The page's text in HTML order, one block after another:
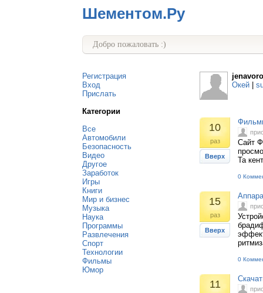
Шементом.Ру
Добро пожаловать :)
Регистрация
Вход
Прислать
Категории
Все
Автомобили
Безопасность
Видео
Другое
Заработок
Игры
Книги
Мир и бизнес
Музыка
Наука
Программы
Развлечения
Спорт
Технологии
Фильмы
Юмор
Окей
10
раз
Вверх
Сайт
Та
0
15
раз
Вверх
0
11